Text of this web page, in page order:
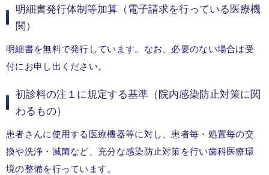
明細書発行体制等加算（電子請求を行っている医療機
関）
明細書を無料で発行しています。なお、必要のない場合は受
付にお申し出ください。
初診料の注１に規定する基準（院内感染防止対策に関
わるもの）
患者さんに使用する医療機器等に対し、患者毎・処置毎の交
換や洗浄・滅菌など、充分な感染防止対策を行い歯科医療環
境の整備を行っています。